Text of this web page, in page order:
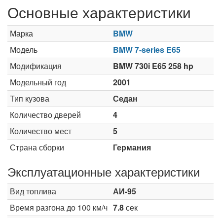
Основные характеристики
Марка
BMW
Модель
BMW 7-series E65
Модификация
BMW 730i E65 258 hp
Модельный год
2001
Тип кузова
Седан
Количество дверей
4
Количество мест
5
Страна сборки
Германия
Эксплуатационные характеристики
Вид топлива
АИ-95
Время разгона до 100 км/ч 7.8сек